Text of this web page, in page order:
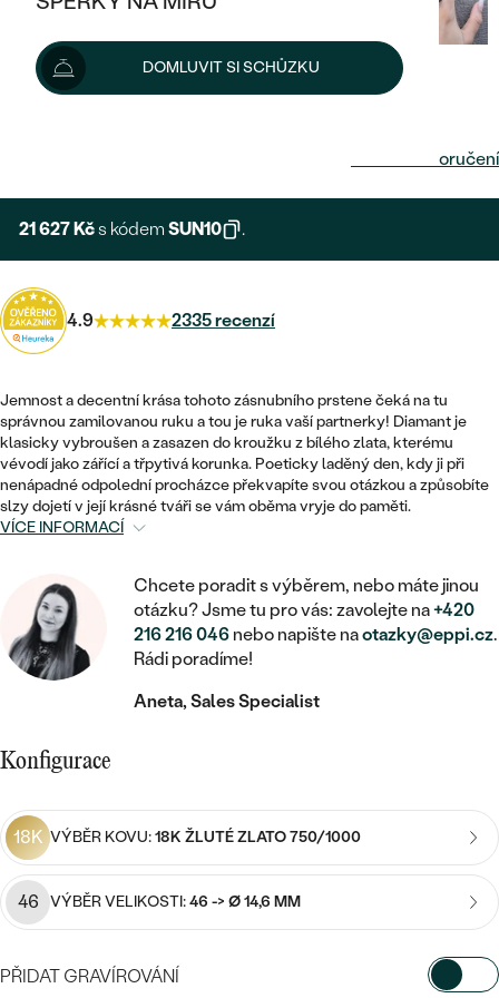
KOMBINOVANÉ ZLATO
DLE STYLU
ETERNITY
VYKROJENÉ
VINTAGE
NETRADIČNÍ
TEPANÉ
RUČNĚ RYTÉ
SVATEBNÍ SETY
DLE CENY
POSTRANNÍ KAMENY
HALO
VINTAGE
SNUBNÍ A ZÁSNUBNÍ SETY
NETRADIČNÍ
ZAČÍT S PRSTENEM
ZAČÍT S DIAMANTEM
ZAČÍT S LAB-GROWN DIAMANTEM
ZAČÍT S BAREVNÝM DIAMANTEM
DLE DRAHOKAMU
DIAMANT
LAB-GROWN DIAMANT
MOISSANIT
BAREVNÝ DIAMANT
ČERNÝ DIAMANT
SALT AND PEPPER DIAMANT
VÝPRODEJ
KDYŽ ŠPERKY POMÁHAJÍ
NÁUŠNICE
PRSTENY
PŘÍVĚSKY
SETY
PÁNSKÉ ŠPERKY
DĚTSKÉ ŠPERKY
BROŽE
DOPLŇKY
DLE MATERIÁLU
ZLATO
STŘÍBRO
PLATINA
S DIAMANTY
PLATINOVÉ
PECKOVÉ
MINIMALISTICKÉ
VISACÍ
SOLITÉR
VE TVARU SRDCE
DĚTSKÉ
DLE KAMENE
S DIAMANTY
DLE CENY
CENOVĚ DOSTUPNÉ
LUXUSNÍ
ZLATÉ
STŘÍBRNÉ
DLE STYLU
SOLITÉR
NAROZENÍ DÍTĚTE
SE ZNAMENÍM ZVĚROKRUHU
MINIMALISTICKÉ
MEDAILONKY
ŘETÍZKY
VE TVARU SRDCE
SE ZVÍŘATY
DLE DRAHOKAMU
S DIAMANTY
S DRAHOKAMY
S PERLAMI
ŠPERKY SKLADEM
VÝPRODEJ
ZLATÉ
PLATINOVÉ
DLE STYLU
ETERNITY
MINIMALISTICKÉ
PEČETNÍ
PERSONALIZOVANÉ
S DIAMANTY
S DRAHOKAMY
S PERLAMI
DOMLUVIT SI SCHŮZKU
24 030 Kč
Možnosti doručení
21 627 Kčs kódem SUN10 .
4.9 2335 recenzí
Jemnost a decentní krása tohoto zásnubního prstene čeká na tu
správnou zamilovanou ruku a tou je ruka vaší partnerky! Diamant je
klasicky vybroušen a zasazen do kroužku z bílého zlata, kterému
vévodí jako zářící a třpytivá korunka. Poeticky laděný den, kdy ji při
nenápadné odpolední procházce překvapíte svou otázkou a způsobíte
slzy dojetí v její krásné tváři se vám oběma vryje do paměti.
VÍCE INFORMACÍ
Chcete poradit s výběrem, nebo máte jinou
otázku? Jsme tu pro vás: zavolejte na+420
216 216 046 nebo napište naotazky@eppi.cz.
Rádi poradíme!
Aneta, Sales Specialist
Konfigurace
18K VÝBĚR KOVU:18K ŽLUTÉ ZLATO 750/1000
46 VÝBĚR VELIKOSTI:46 -> Ø 14,6 MM
PŘIDAT GRAVÍROVÁNÍ